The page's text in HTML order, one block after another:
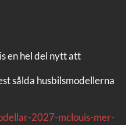
en hel del nytt att
sålda husbilsmodellerna
2027-mclouis-mer-